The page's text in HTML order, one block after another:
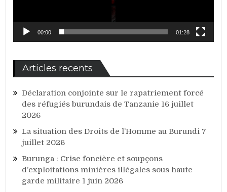
00:00 01:28
Articles recents
Déclaration conjointe sur le rapatriement forcé
des réfugiés burundais de Tanzanie 16 juillet
2026
La situation des Droits de l’Homme au Burundi 7
juillet 2026
Burunga : Crise foncière et soupçons
d’exploitations minières illégales sous haute
garde militaire 1 juin 2026